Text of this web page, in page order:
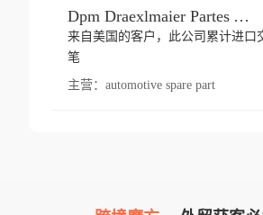
Dpm Draexlmaier Partes Automotrices Corr Ind Huejotzingo
来自美国的客户，此公司累计进口
笔
主营： automotive spare part